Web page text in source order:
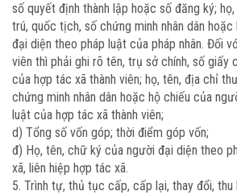
số quyết định thành lập hoặc số đăng ký;
trú, quốc tịch, số chứng minh nhân dân
đại diện theo pháp luật của pháp nhân. Đối
viên thì phải ghi rõ tên, trụ sở chính, số giấy
của hợp tác xã thành viên; họ, tên, địa chỉ
chứng minh nhân dân hoặc hộ chiếu của
luật của hợp tác xã thành viên;
d) Tổng số vốn góp; thời điểm góp vốn;
đ) Họ, tên, chữ ký của người đại diện theo
xã, liên hiệp hợp tác xã.
5. Trình tự, thủ tục cấp, cấp lại, thay đổi, thu